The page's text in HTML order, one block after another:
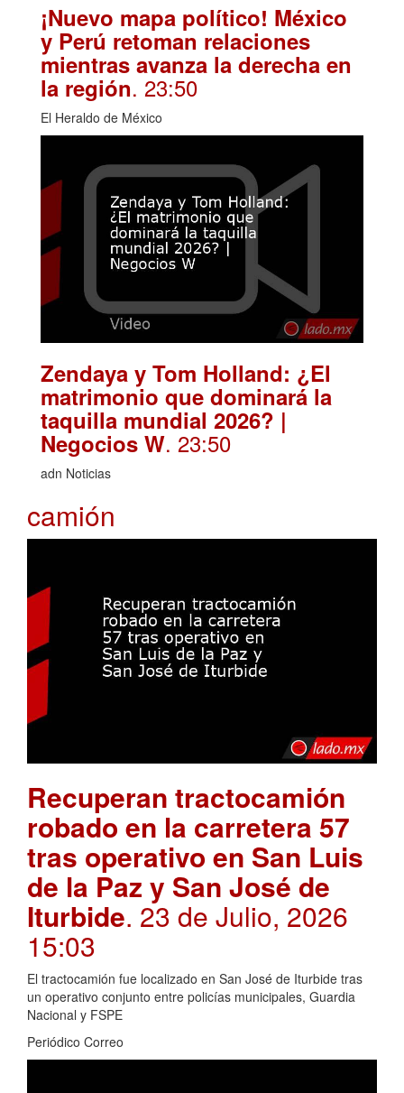
¡Nuevo mapa político! México
y Perú retoman relaciones
mientras avanza la derecha en
la región. 23:50
El Heraldo de México
Zendaya y Tom Holland: ¿El
matrimonio que dominará la
taquilla mundial 2026? |
Negocios W. 23:50
adn Noticias
camión
Recuperan tractocamión
robado en la carretera 57
tras operativo en San Luis
de la Paz y San José de
Iturbide. 23 de Julio, 2026
15:03
El tractocamión fue localizado en San José de Iturbide tras
un operativo conjunto entre policías municipales, Guardia
Nacional y FSPE
Periódico Correo